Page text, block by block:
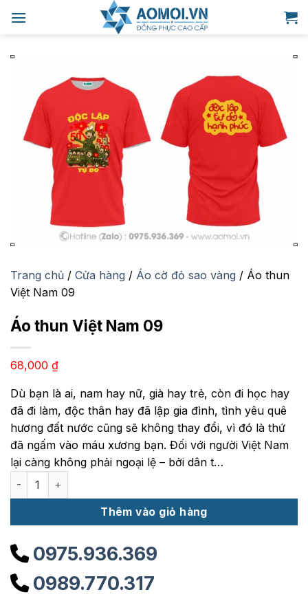
qua
dung
Trang chủ / Cửa hàng / Áo cờ đỏ sao vàng / Áo thun
Việt Nam 09
Áo thun Việt Nam 09
68,000 ₫
Dù bạn là ai, nam hay nữ, già hay trẻ, còn đi học hay
đã đi làm, độc thân hay đã lập gia đình, tình yêu quê
hương đất nước cũng sẽ không thay đổi, vì đó là thứ
đã ngấm vào máu xương bạn. Đối với người Việt Nam
lại càng không phải ngoại lệ – bởi dân t…
Áo thun Việt Nam 09 số lượng
Thêm vào giỏ hàng
0975.936.369
0989.770.317